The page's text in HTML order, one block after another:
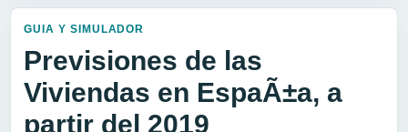
GUIA Y SIMULADOR
Previsiones de las
Viviendas en EspaÃ±a, a
partir del 2019